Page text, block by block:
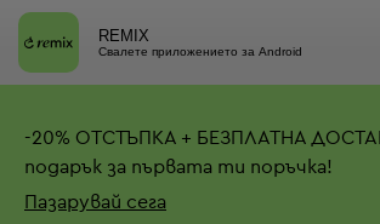
REMIX
Свалете приложението за Android
-20% ОТСТЪПКА + БЕЗПЛАТНА
подарък за първата ти поръчка!
Пазарувай сега